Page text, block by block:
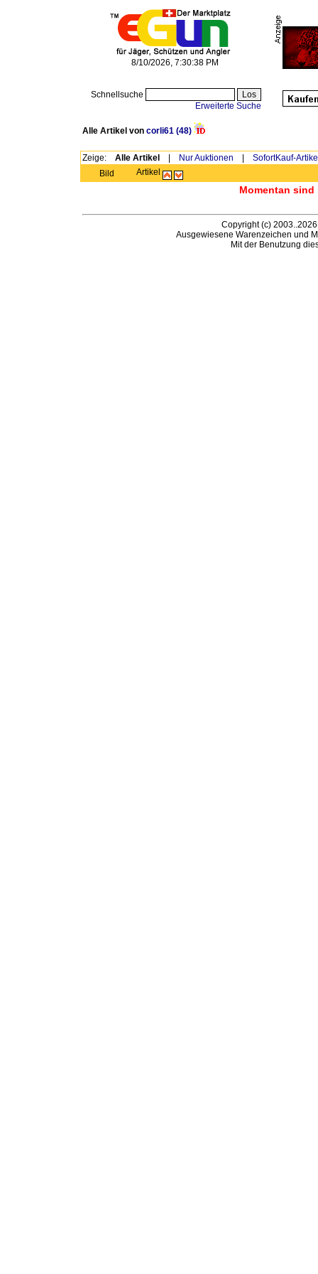
8/10/2026, 7:30:38 PM
Schnellsuche
Erweiterte Suche
Alle Artikel von corli61 (48)
Zeige: Alle Artikel Nur Auktionen
SofortKauf-
Bild
Artikel
Momentan
Copyright (c)
Ausgewiesene Warenzeichen und
Mit der Benutzung